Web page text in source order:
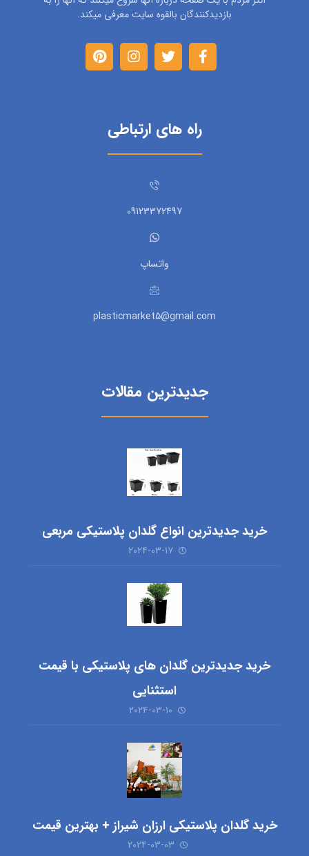
بازدیدکنندگان بالقوه سایت معرفی میکند.
راه های ارتباطی
09123372497
واتساپ
plasticmarket5@gmail.com
جدیدترین مقالات
خرید جدیدترین انواع گلدان پلاستیکی مربعی
۲۰۲۴-۰۳-۱۷
خرید جدیدترین گلدان های پلاستیکی با قیمت
استثنایی
۲۰۲۴-۰۳-۱۰
خرید گلدان پلاستیکی ارزان شیراز + بهترین قیمت
۲۰۲۴-۰۳-۰۳